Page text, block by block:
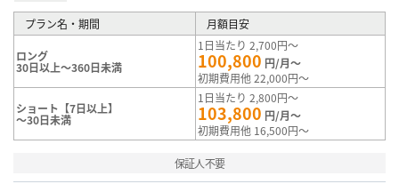
プラン名・期間 月額目安
ロング
30日以上～360日未満
1日当たり 2,700円～
100,800 円/月～
初期費用他 22,000円～
ショート【7日以上】
～30日未満
1日当たり 2,800円～
103,800 円/月～
初期費用他 16,500円～
保証人不要